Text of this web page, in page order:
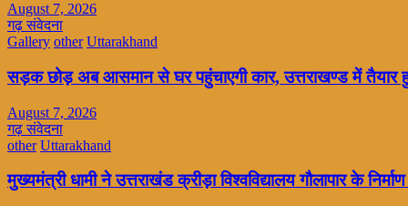
August 7, 2026
गढ़ संवेदना
Gallery other Uttarakhand
सड़क छोड़ अब आसमान से घर पहुंचाएगी कार, उत्तराखण्ड में तैयार
August 7, 2026
गढ़ संवेदना
other Uttarakhand
मुख्यमंत्री धामी ने उत्तराखंड क्रीड़ा विश्वविद्यालय गौलापार के निर्माण